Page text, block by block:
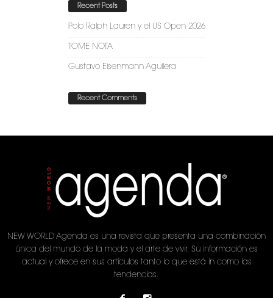
Recent Posts
Polo Ralph Lauren y el US Open 2026
TOME NOTA
Gustavo Eisenmann Aguilera
Recent Comments
NEW WORLD Agenda es una revista que presenta una combinación
única del mundo de la moda y el arte de vivir. Su información es
actual y ofrece en sus artículos tanto lo que está in como las
tendencias.